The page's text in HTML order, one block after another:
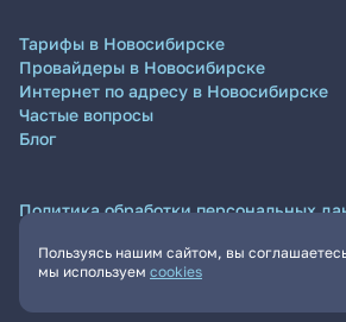
Пользуясь нашим сайтом, вы
мы используем cookies
Тарифы в Новосибирске
Провайдеры в Новосибирске
Интернет по адресу в Новосибирске
Частые вопросы
Блог
Политика обработки персональных
Пользовательское соглашение